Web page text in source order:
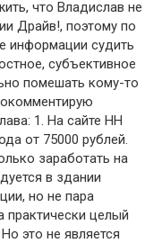
что Владислав не
Драйв!, поэтому по
информации судить
субъективное
помешать кому-то
1. На сайте HH
от 75000 рублей.
заработать на
в здании
но не пара
практически целый
это не является